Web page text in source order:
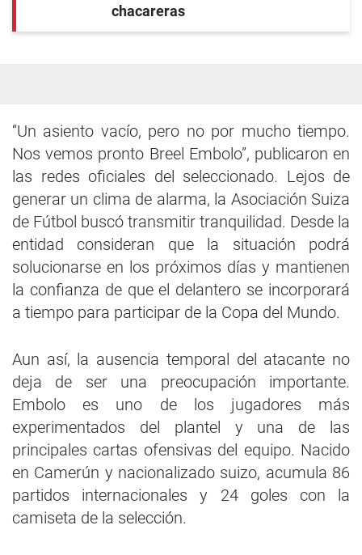
chacareras
“Un asiento vacío, pero no por mucho tiempo.
Nos vemos pronto Breel Embolo”, publicaron en
las redes oficiales del seleccionado. Lejos de
generar un clima de alarma, la Asociación Suiza
de Fútbol buscó transmitir tranquilidad. Desde la
entidad consideran que la situación podrá
solucionarse en los próximos días y mantienen
la confianza de que el delantero se incorporará
a tiempo para participar de la Copa del Mundo.
Aun así, la ausencia temporal del atacante no
deja de ser una preocupación importante.
Embolo es uno de los jugadores más
experimentados del plantel y una de las
principales cartas ofensivas del equipo. Nacido
en Camerún y nacionalizado suizo, acumula 86
partidos internacionales y 24 goles con la
camiseta de la selección.